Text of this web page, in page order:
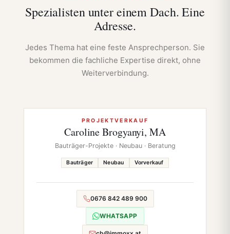
Spezialisten unter einem Dach.Eine
Adresse.
Jedes Thema hat eine feste Ansprechperson. Sie
bekommen die fachliche Expertise direkt, ohne
Weiterverbindung.
PROJEKTVERKAUF
Caroline Brogyanyi, MA
Bauträger-Projekte · Neubau · Beratung
Bauträger Neubau Vorverkauf
0676 842 489 900
WHATSAPP